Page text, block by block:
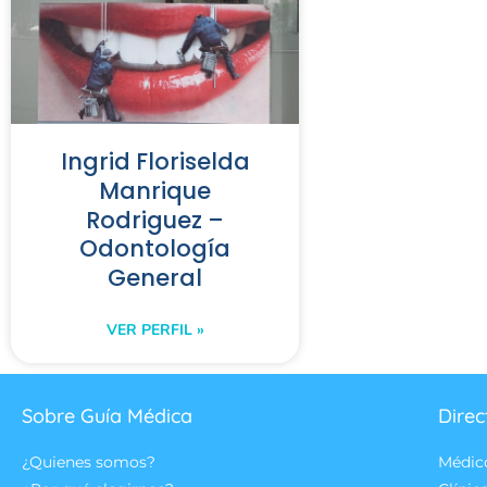
Ingrid Floriselda
Manrique
Rodriguez –
Odontología
General
VER PERFIL »
Sobre Guía Médica
¿Quienes somos?